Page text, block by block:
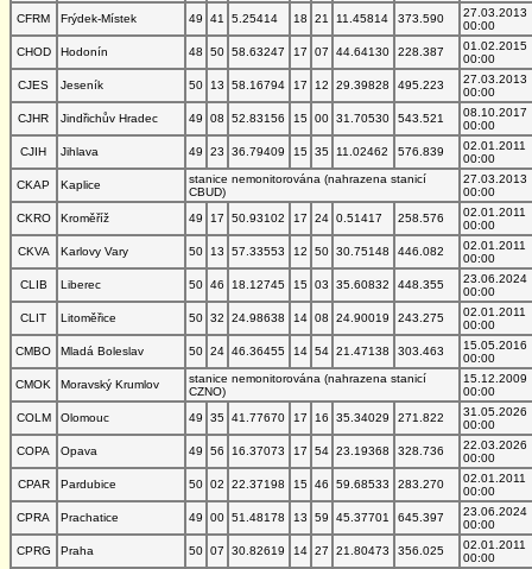
CFRM
Frýdek-Místek 49 41 5.25414 18 21 11.45814 373.590
27.03.2013
00:00
CHOD
Hodonín 48 50 58.63247 17 07 44.64130 228.387
01.02.2015
00:00
CJES
Jeseník 50 13 58.16794 17 12 29.39828 495.223
27.03.2013
00:00
CJHR
Jindřichův Hradec 49 08 52.83156 15 00 31.70530 543.521
08.10.2017
00:00
CJIH
Jihlava 49 23 36.79409 15 35 11.02462 576.839
02.01.2011
00:00
CKAP
Kaplice
stanice nemonitorována (nahrazena stanicí
CBUD)
27.03.2013
00:00
CKRO
Kroměříž 49 17 50.93102 17 24 0.51417 258.576
02.01.2011
00:00
CKVA
Karlovy Vary 50 13 57.33553 12 50 30.75148 446.082
02.01.2011
00:00
CLIB
Liberec 50 46 18.12745 15 03 35.60832 448.355
23.06.2024
00:00
CLIT
Litoměřice 50 32 24.98638 14 08 24.90019 243.275
02.01.2011
00:00
CMBO
Mladá Boleslav 50 24 46.36455 14 54 21.47138 303.463
15.05.2016
00:00
CMOK
Moravský Krumlov
stanice nemonitorována (nahrazena stanicí
CZNO)
15.12.2009
00:00
COLM
Olomouc 49 35 41.77670 17 16 35.34029 271.822
31.05.2026
00:00
COPA
Opava 49 56 16.37073 17 54 23.19368 328.736
22.03.2026
00:00
CPAR
Pardubice 50 02 22.37198 15 46 59.68533 283.270
02.01.2011
00:00
CPRA
Prachatice 49 00 51.48178 13 59 45.37701 645.397
23.06.2024
00:00
CPRG
Praha 50 07 30.82619 14 27 21.80473 356.025
02.01.2011
00:00